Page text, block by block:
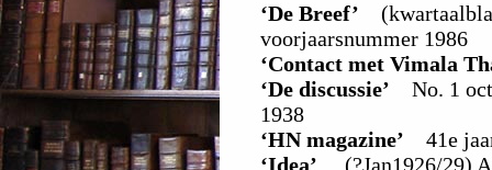
‘De Breef’
voorjaarsnummer 1986
‘Contact met Vimala
‘De discussie’ No. 1 oct
1938
‘HN magazine’ 41e
‘Idea’ (?Jan1926/29)